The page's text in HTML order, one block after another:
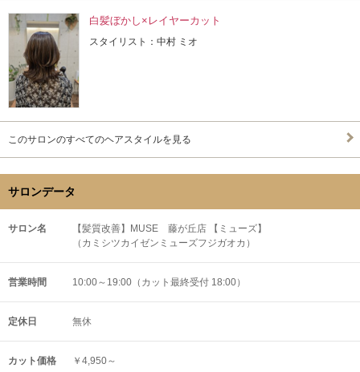
白髪ぼかし×レイヤーカット
スタイリスト：中村 ミオ
このサロンのすべてのヘアスタイルを見る
サロンデータ
サロン名
【髪質改善】MUSE 藤が丘店 【ミューズ】
（カミシツカイゼンミューズフジガオカ）
営業時間 10:00～19:00（カット最終受付 18:00）
定休日 無休
カット価格 ￥4,950～